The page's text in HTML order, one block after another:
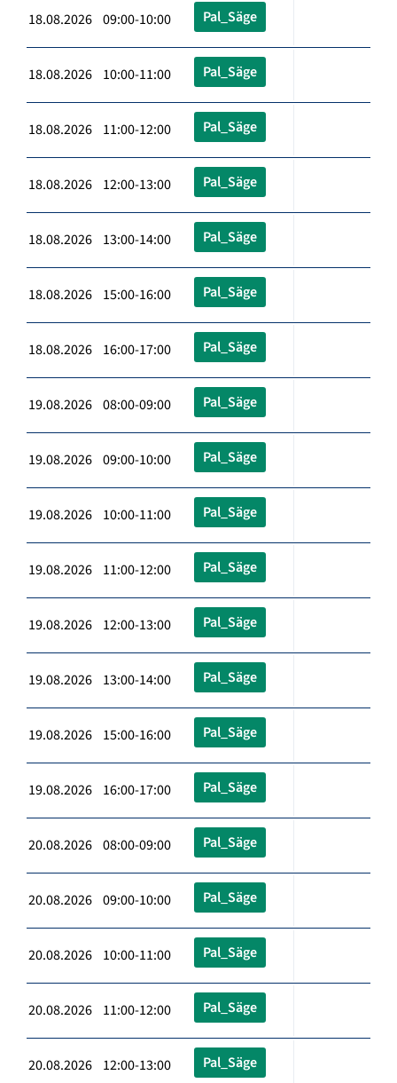
18.08.2026 09:00-10:00 Pal_Säge
18.08.2026 10:00-11:00 Pal_Säge
18.08.2026 11:00-12:00 Pal_Säge
18.08.2026 12:00-13:00 Pal_Säge
18.08.2026 13:00-14:00 Pal_Säge
18.08.2026 15:00-16:00 Pal_Säge
18.08.2026 16:00-17:00 Pal_Säge
19.08.2026 08:00-09:00 Pal_Säge
19.08.2026 09:00-10:00 Pal_Säge
19.08.2026 10:00-11:00 Pal_Säge
19.08.2026 11:00-12:00 Pal_Säge
19.08.2026 12:00-13:00 Pal_Säge
19.08.2026 13:00-14:00 Pal_Säge
19.08.2026 15:00-16:00 Pal_Säge
19.08.2026 16:00-17:00 Pal_Säge
20.08.2026 08:00-09:00 Pal_Säge
20.08.2026 09:00-10:00 Pal_Säge
20.08.2026 10:00-11:00 Pal_Säge
20.08.2026 11:00-12:00 Pal_Säge
20.08.2026 12:00-13:00 Pal_Säge